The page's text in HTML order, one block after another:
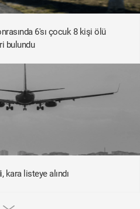
6'sı çocuk 8 kişi ölü
bulundu
kara listeye alındı